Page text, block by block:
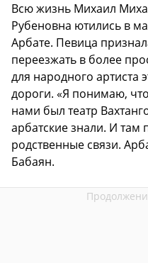
Всю жизнь Михаил
Рубеновна ютились в
Арбате. Певица
переезжать в более
для народного артиста
дороги. «Я понимаю,
нами был театр
арбатские знали. И там
родственные связи.
Бабаян.